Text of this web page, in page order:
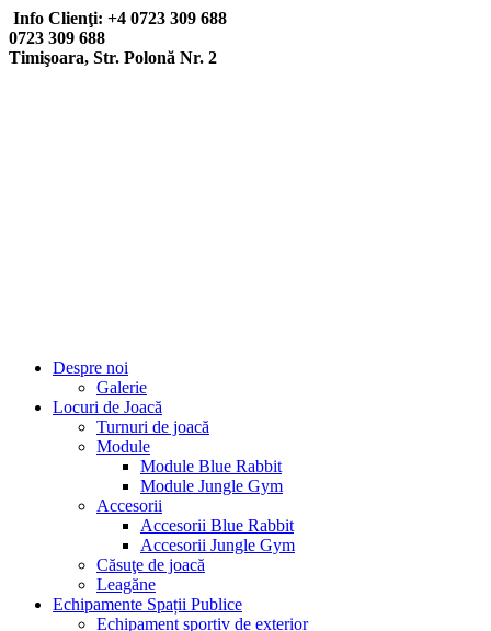
Info Clienţi: +4 0723 309 688
0723 309 688
Timişoara, Str. Polonă Nr. 2
Despre noi
Galerie
Locuri de Joacă
Turnuri de joacă
Module
Module Blue Rabbit
Module Jungle Gym
Accesorii
Accesorii Blue Rabbit
Accesorii Jungle Gym
Căsuţe de joacă
Leagăne
Echipamente Spații Publice
Echipament sportiv de exterior